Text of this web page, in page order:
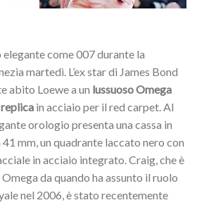
come 007 durante la
martedì. L’ex star di James Bond
abito Loewe a un lussuoso Omega
in acciaio per il red carpet. Al
orologio presenta una cassa in
mm, un quadrante laccato nero con
in acciaio integrato. Craig, che è
da quando ha assunto il ruolo
nel 2006, è stato recentemente